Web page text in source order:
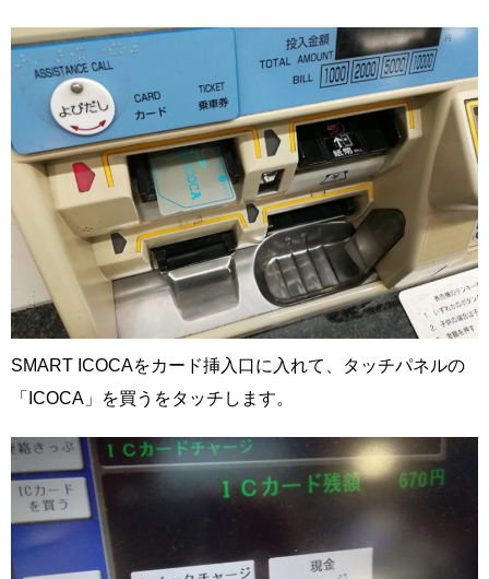
SMART ICOCAをカード挿入口に入れて、タッチパネルの
「ICOCA」を買うをタッチします。